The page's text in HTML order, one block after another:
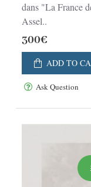
dans "La France
Assel..
300€
ADD TO
Ask Question